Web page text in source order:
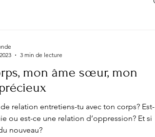
mon âme sœur, mon
relation entretiens-tu avec ton corps? Est-
ou est-ce une relation d’oppression? Et si
nouveau?
3 min de lecture